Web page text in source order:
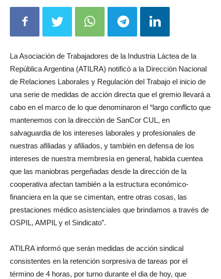
La Asociación de Trabajadores de la Industria Láctea de la
República Argentina (ATILRA) notificó a la Dirección Nacional
de Relaciones Laborales y Regulación del Trabajo el inicio de
una serie de medidas de acción directa que el gremio llevará a
cabo en el marco de lo que denominaron el “largo conflicto que
mantenemos con la dirección de SanCor CUL, en
salvaguardia de los intereses laborales y profesionales de
nuestras afiliadas y afiliados, y también en defensa de los
intereses de nuestra membresía en general, habida cuentea
que las maniobras pergeñadas desde la dirección de la
cooperativa afectan también a la estructura económico-
financiera en la que se cimentan, entre otras cosas, las
prestaciones médico asistenciales que brindamos a través de
OSPIL, AMPIL y el Sindicato”.
ATILRA informó que serán medidas de acción sindical
consistentes en la retención sorpresiva de tareas por el
término de 4 horas, por turno durante el dia de hoy, que